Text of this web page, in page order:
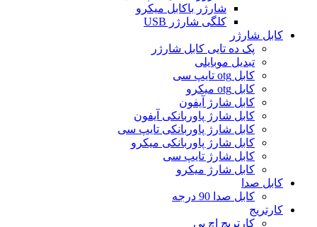
شارژر باکابل میکرو
کلگی شارژر USB
کابل شارژر
پک ده تایی کابل شارژر
تبدیل موبایلی
کابل otg تایپ سی
کابل otg میکرو
کابل شارژ آیفون
کابل شارژ پاوربانکی آیفون
کابل شارژ پاوربانکی تایپ سی
کابل شارژ پاوربانکی میکرو
کابل شارژ تایپ سی
کابل شارژ میکرو
کابل صدا
کابل صدا 90 درجه
کارتریج
کارتریج اچ پی